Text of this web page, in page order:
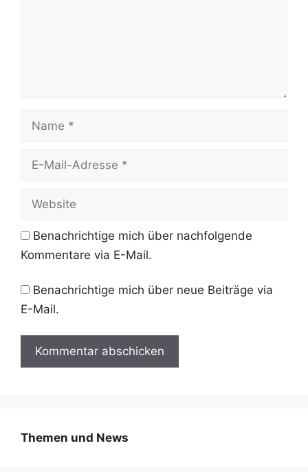
Name
Website
Benachrichtige mich über nachfolgende
Kommentare via E-Mail.
Benachrichtige mich über neue Beiträge via
E-Mail.
Themen und News